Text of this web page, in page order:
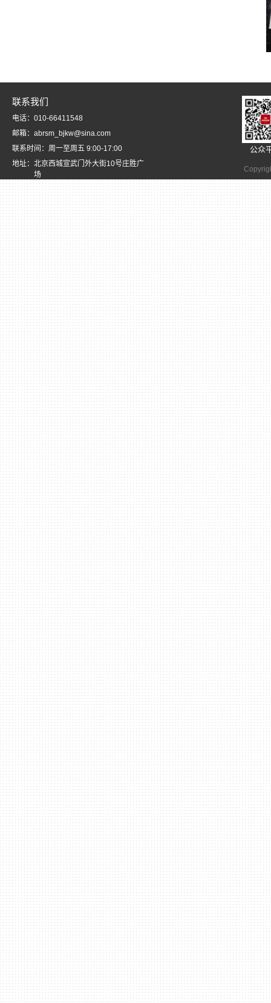
联系我们
电话：010-66411548
邮箱：abrsm_bjkw@sina.com
联系时间：周一至周五 9:00-17:00
地址：北京西城宣武门外大街10号庄胜广
场
公众